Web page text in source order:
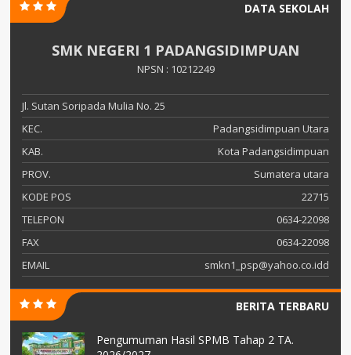
DATA SEKOLAH
SMK NEGERI 1 PADANGSIDIMPUAN
NPSN : 10212249
Jl. Sutan Soripada Mulia No. 25
KEC.
Padangsidimpuan Utara
KAB.
Kota Padangsidimpuan
PROV.
Sumatera utara
KODE POS
22715
TELEPON
0634-22098
FAX
0634-22098
EMAIL
smkn1_psp@yahoo.co.idd
BERITA TERBARU
Pengumuman Hasil SPMB Tahap 2 TA.